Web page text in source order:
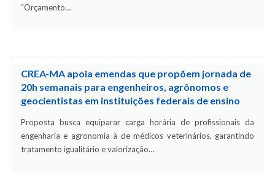
“Orçamento…
CREA-MA apoia emendas que propõem jornada de
20h semanais para engenheiros, agrônomos e
geocientistas em instituições federais de ensino
Proposta busca equiparar carga horária de profissionais da
engenharia e agronomia à de médicos veterinários, garantindo
tratamento igualitário e valorização…